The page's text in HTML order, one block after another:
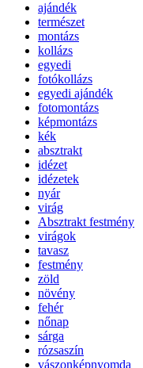
ajándék
természet
montázs
kollázs
egyedi
fotókollázs
egyedi ajándék
fotomontázs
képmontázs
kék
absztrakt
idézet
idézetek
nyár
virág
Absztrakt festmény
virágok
tavasz
festmény
zöld
növény
fehér
nőnap
sárga
rózsaszín
vászonképnyomda